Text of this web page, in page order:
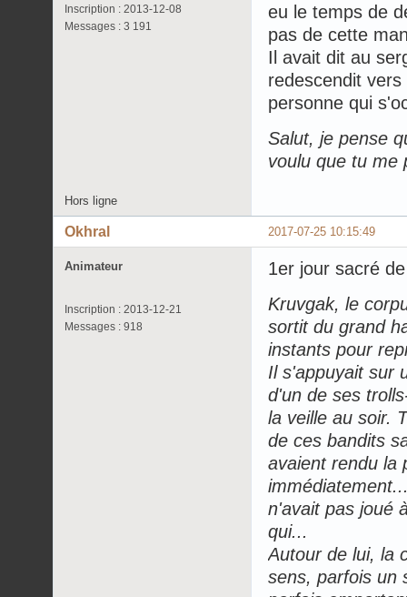
Inscription : 2013-12-08
Messages : 3 191
eu le temps de
pas de cette
Il avait dit au
redescendit
personne qui
Salut, je pense
voulu que tu me
Hors ligne
2017-07-25 10:15:49
Okhral
Animateur
Inscription : 2013-12-21
Messages : 918
1er jour sacré
Kruvgak, le
sortit du grand
instants pour
Il s'appuyait sur
d'un de ses
la veille au soir.
de ces bandits
avaient rendu la
n'avait pas joué
qui...
Autour de lui, la
sens, parfois un